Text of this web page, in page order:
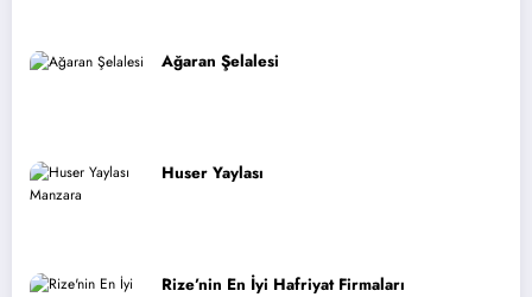
Ağaran Şelalesi
Huser Yaylası
Rize’nin En İyi Hafriyat Firmaları